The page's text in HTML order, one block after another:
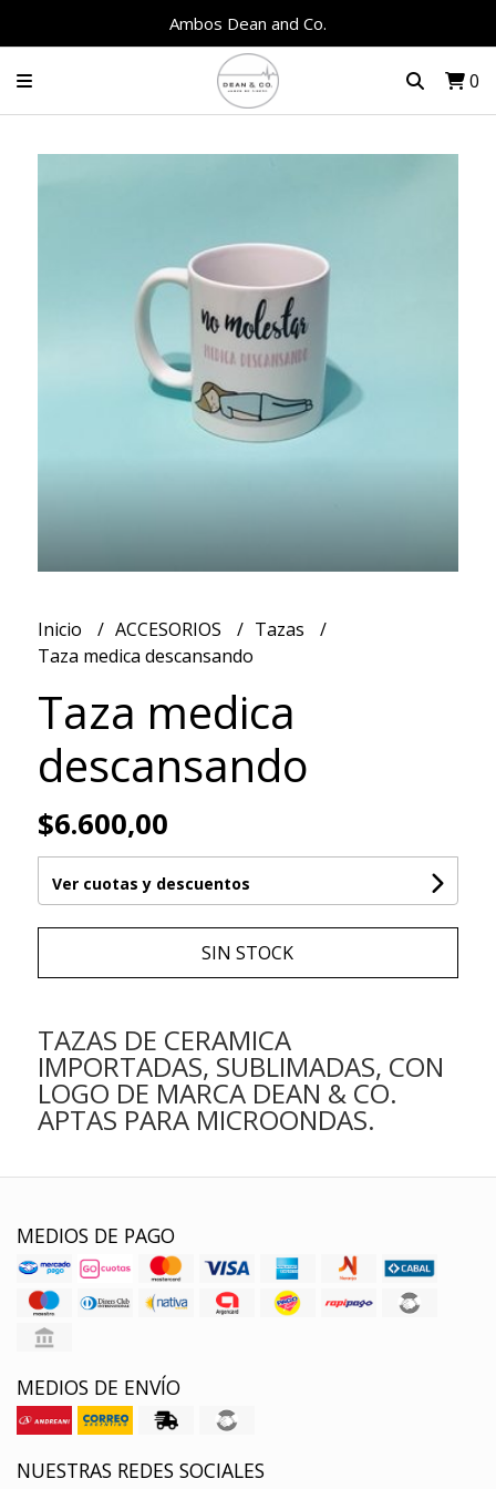
Ambos Dean and Co.
0
Inicio ACCESORIOS
Tazas
Taza medica descansando
Taza medica
descansando
$6.600,00
Ver cuotas y descuentos
SIN STOCK
TAZAS DE CERAMICA
IMPORTADAS, SUBLIMADAS, CON
LOGO DE MARCA DEAN & CO.
APTAS PARA MICROONDAS.
MEDIOS DE PAGO
MEDIOS DE ENVÍO
NUESTRAS REDES SOCIALES